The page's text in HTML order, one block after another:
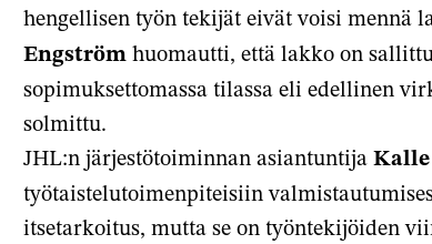
hengellisen työn tekijät eivät voisi
Engströmhuomautti, että lakko on
sopimuksettomassa tilassa eli edellinen
solmittu.
JHL:n järjestötoiminnan asiantuntija
työtaistelutoimenpiteisiin
itsetarkoitus, mutta se on työntekijöiden